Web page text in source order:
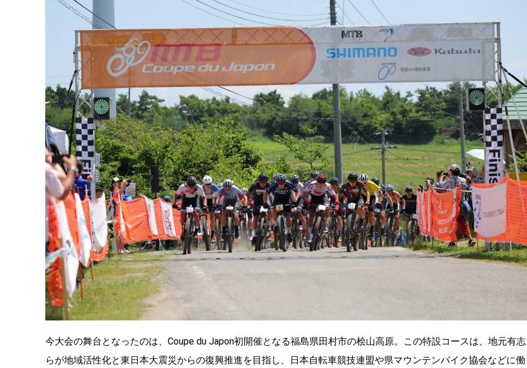
今大会の舞台となったのは、Coupe du Japon初開催となる福島県田村市の桧山高原。この特設コースは、地元有志
らが地域活性化と東日本大震災からの復興推進を目指し、日本自転車競技連盟や県マウンテンバイク協会などに働